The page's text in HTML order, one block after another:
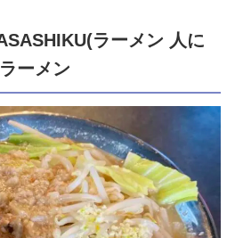
ラーメン 人に
ーメン